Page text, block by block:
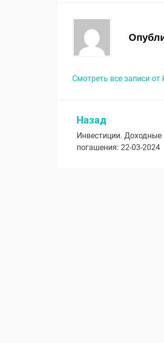
Смотреть все записи от
Навигация
по
Назад
Инвестиции. Доходные
погашения: 22-03-2024